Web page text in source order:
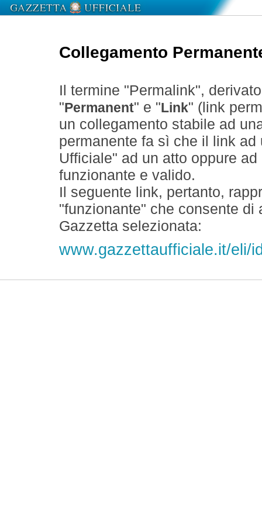
Collegamento
Il termine "Permalink",
" Permanent" e " Link" (link
un collegamento stabile ad
permanente fa sì che il link
Ufficiale" ad un atto oppure
funzionante e valido.
Il seguente link, pertanto,
"funzionante" che consente
Gazzetta selezionata:
www.gazzettaufficiale.it/eli/